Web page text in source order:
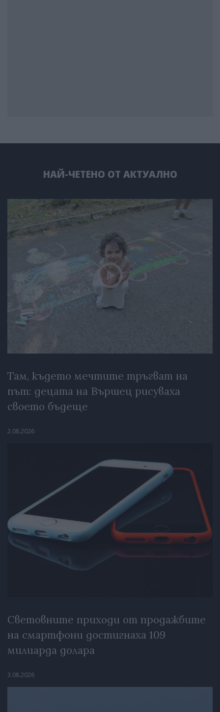
НАЙ-ЧЕТЕНО ОТ АКТУАЛНО
Там, където мечтите тръгват на
път: децата на Вършец рисуваха
своето бъдеще
2.08.2026
Световните приходи от продажбите
на смартфони достигнаха 109
милиарда долара
3.08.2026